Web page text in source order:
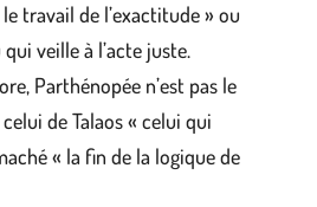
travail de l’exactitude » ou
veille à l’acte juste.
Parthénopée n’est pas le
de Talaos « celui qui
« la fin de la logique de